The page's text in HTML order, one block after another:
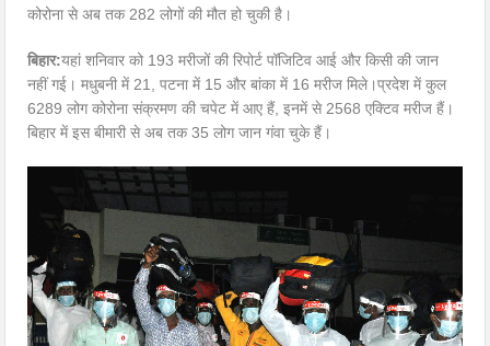
कोरोना से अब तक 282 लोगों की मौत हो चुकी है।
बिहार:यहां शनिवार को 193 मरीजों की रिपोर्ट पॉजिटिव आई और किसी की जान
नहीं गई। मधुबनी में 21, पटना में 15 और बांका में 16 मरीज मिले।प्रदेश में कुल
6289 लोग कोरोना संक्रमण की चपेट में आए हैं, इनमें से 2568 एक्टिव मरीज हैं।
बिहार में इस बीमारी से अब तक 35 लोग जान गंवा चुके हैं।